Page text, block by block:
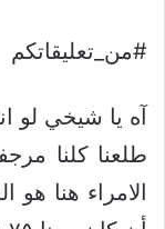
#من_تعليقاتكم
آه يا شيخي لو
طلعنا كلنا
الامراء هنا